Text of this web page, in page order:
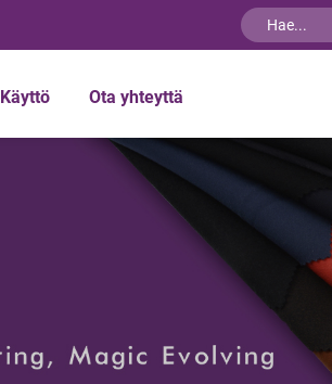
Käyttö Ota yhteyttä